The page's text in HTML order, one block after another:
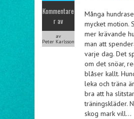
Kommentare
r av
av
Peter Karlsson
Många
mycket motion.
mer krävande
man att
varje dag. Det
om det snöar,
blåser kallt.
leka och träna
bra att ha
träningskläder.
skog mark vill…